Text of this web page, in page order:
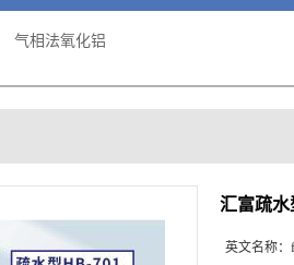
气相法氧化铝
汇富疏水
英文名称：